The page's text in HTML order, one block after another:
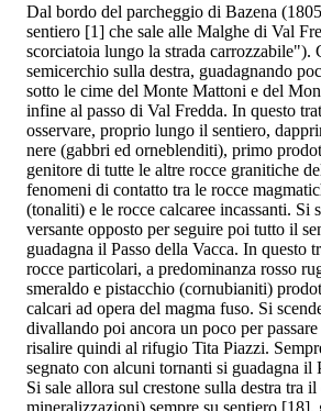
Dal bordo del parcheggio di Bazena
sentiero [1] che sale alle Malghe di Val
scorciatoia lungo la strada carrozzabile").
semicerchio sulla destra, guadagnando
sotto le cime del Monte Mattoni e del
infine al passo di Val Fredda. In questo
osservare, proprio lungo il sentiero,
nere (gabbri ed orneblenditi), primo
genitore di tutte le altre rocce granitiche
fenomeni di contatto tra le rocce
(tonaliti) e le rocce calcaree incassanti. Si
versante opposto per seguire poi tutto il
guadagna il Passo della Vacca. In questo
rocce particolari, a predominanza rosso
smeraldo e pistacchio (cornubianiti)
calcari ad opera del magma fuso. Si
divallando poi ancora un poco per
risalire quindi al rifugio Tita Piazzi.
segnato con alcuni tornanti si guadagna il
Si sale allora sul crestone sulla destra tra
mineralizzazioni) sempre su sentiero [18],